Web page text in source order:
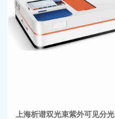
上海析谱双光束紫外可见分光